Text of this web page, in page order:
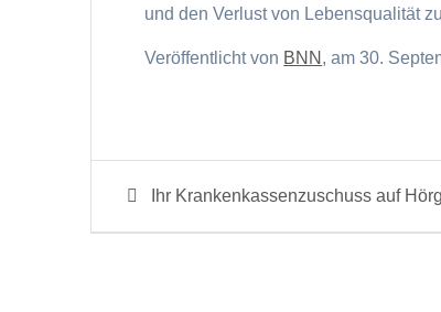
und den Verlust von Lebensqualität
Veröffentlicht von BNN , am 30.
Previous
Ihr Krankenkassenzuschuss auf